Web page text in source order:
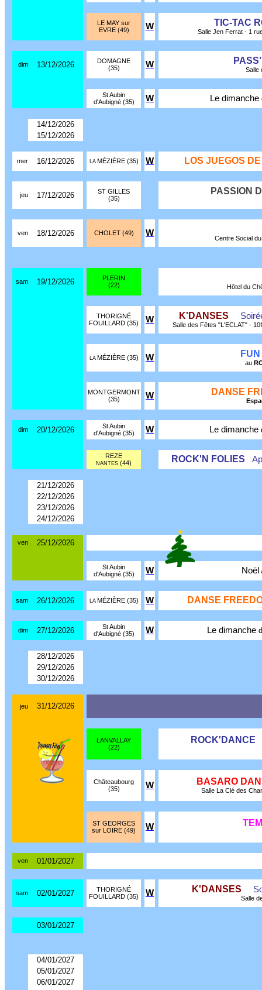
LE MAY sur
EVRE (49)
W TIC-TAC
Salle Jen Ferrat - 1
dim 13/12/2026
DOMAGNE
(35)
W
Salle
St Aubin
d'Aubigné (35)
W Le dimanche
14/12/2026
15/12/2026
mer 16/12/2026 LA MÉZIÈRE (35) W LOS JUEGOS
jeu 17/12/2026
ST GILLES
(35)
PASSION
ven 18/12/2026 CHOLET (49) W
Centre Social
sam 19/12/2026
PLERIN
(22)
Hôtel du
THORIGNÉ
FOUILLARD (35)
W K'DANSES
Salle des Fêtes "L'ECLAT" -
LA MÉZIÈRE (35) W
au
MONTGERMONT
(35)
W DANSE
dim 20/12/2026
St Aubin
d'Aubigné (35)
W Le dimanche
REZE
NANTES (44) ROCK'N FOLIES
21/12/2026
22/12/2026
23/12/2026
24/12/2026
ven 25/12/2026
St Aubin
d'Aubigné (35)
W Noël
sam 26/12/2026 LA MÉZIÈRE (35) W DANSE
dim 27/12/2026
St Aubin
d'Aubigné (35)
W Le dimanche
28/12/2026
29/12/2026
30/12/2026
jeu 31/12/2026
LANVALLAY
(22)
ROCK'DANCE
Châteaubourg
(35)
W BASARO
Salle La Clé des
ST GEORGES
sur LOIRE (49)
W
ven 01/01/2027
sam 02/01/2027
THORIGNÉ
FOUILLARD (35)
W K'DANSES
Salle
03/01/2027
04/01/2027
05/01/2027
06/01/2027